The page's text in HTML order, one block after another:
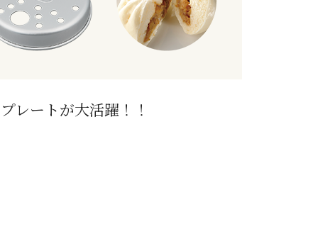
レートが大活躍！！